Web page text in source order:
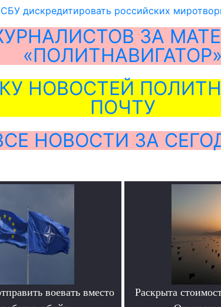
дискредитировать российских
ЗА
«ПОЛИТНАВИГАТОР»
НОВОСТЕЙ
ПОЧТУ
НОВОСТИ ЗА
воевать вместо
Раскрыта